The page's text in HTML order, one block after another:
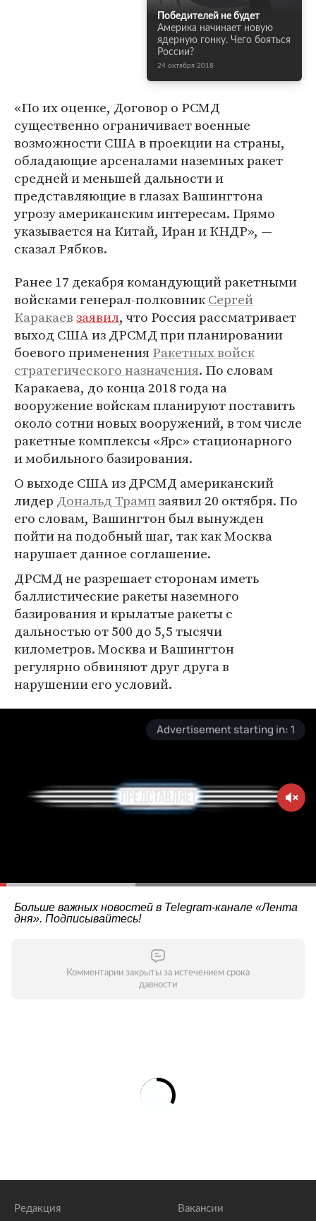
Победителей не будет
Америка начинает новую
ядерную гонку. Чего бояться
России?
24 октября 2018
«По их оценке, Договор о РСМД
существенно ограничивает военные
возможности США в проекции на страны,
обладающие арсеналами наземных ракет
средней и меньшей дальности и
представляющие в глазах Вашингтона
угрозу американским интересам. Прямо
указывается на Китай, Иран и КНДР», —
сказал Рябков.
Ранее 17 декабря командующий ракетными
войсками генерал-полковникСергей
Каракаевзаявил, что Россия рассматривает
выход США из ДРСМД при планировании
боевого примененияРакетных войск
стратегического назначения. По словам
Каракаева, до конца 2018 года на
вооружение войскам планируют поставить
около сотни новых вооружений, в том числе
ракетные комплексы «Ярс» стационарного
и мобильного базирования.
О выходе США из ДРСМД американский
лидер Дональд Трампзаявил 20 октября. По
его словам, Вашингтон был вынужден
пойти на подобный шаг, так как Москва
нарушает данное соглашение.
ДРСМД не разрешает сторонам иметь
баллистические ракеты наземного
базирования и крылатые ракеты с
дальностью от 500 до 5,5 тысячи
километров. Москва и Вашингтон
регулярно обвиняют друг друга в
нарушении его условий.
Больше важных новостей в Telegram-канале «Лента
дня». Подписывайтесь!
Комментарии закрыты за истечением срока
давности
Редакция Вакансии